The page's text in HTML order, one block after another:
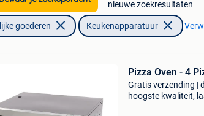
nieuwe zoekresultaten
goederen Keukenapparatuur
Pizza Oven - 4
Gratis verzending |
hoogste kwaliteit,